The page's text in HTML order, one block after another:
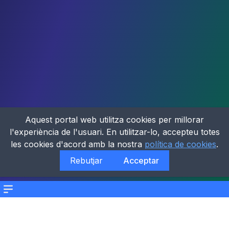
Menu
Aquest portal web utilitza cookies per millorar
l'experiència de l'usuari. En utilitzar-lo, accepteu totes
les cookies d'acord amb la nostra política de cookies.
Rebutjar
Acceptar